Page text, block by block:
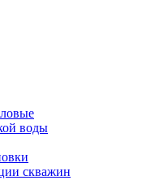
воды
скважин